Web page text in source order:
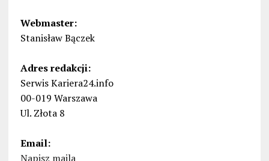
Webmaster:
Stanisław Bączek
Adres redakcji:
Serwis Kariera24.info
00-019 Warszawa
Ul. Złota 8
Email:
Napisz maila